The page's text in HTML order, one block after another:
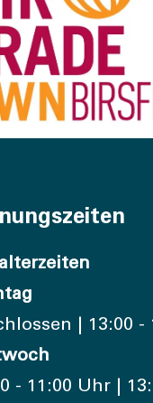
| 13:00 -
- 11:00 Uhr |